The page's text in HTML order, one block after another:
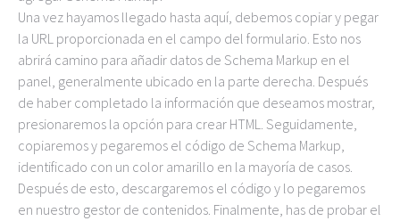
Una vez hayamos llegado hasta aquí, debemos copiar y pegar
la URL proporcionada en el campo del formulario. Esto nos
abrirá camino para añadir datos de Schema Markup en el
panel, generalmente ubicado en la parte derecha. Después
de haber completado la información que deseamos mostrar,
presionaremos la opción para crear HTML. Seguidamente,
copiaremos y pegaremos el código de Schema Markup,
identificado con un color amarillo en la mayoría de casos.
Después de esto, descargaremos el código y lo pegaremos
en nuestro gestor de contenidos. Finalmente, has de probar el